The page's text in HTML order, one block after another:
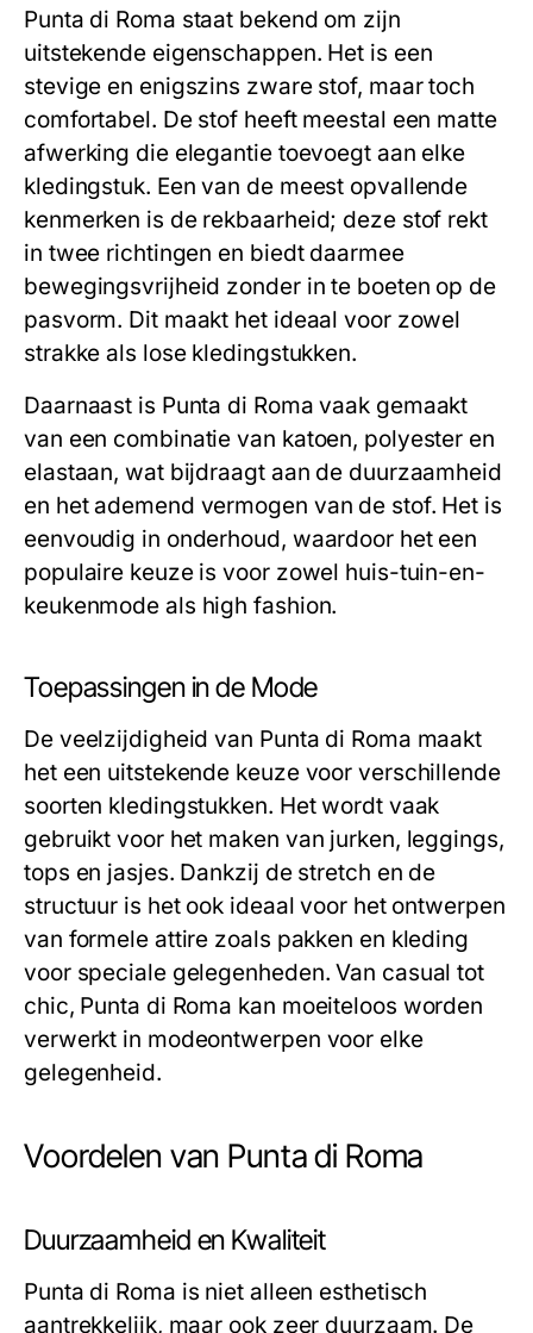
Punta di Roma staat bekend om zijn
uitstekende eigenschappen. Het is een
stevige en enigszins zware stof, maar toch
comfortabel. De stof heeft meestal een matte
afwerking die elegantie toevoegt aan elke
kledingstuk. Een van de meest opvallende
kenmerken is de rekbaarheid; deze stof rekt
in twee richtingen en biedt daarmee
bewegingsvrijheid zonder in te boeten op de
pasvorm. Dit maakt het ideaal voor zowel
strakke als lose kledingstukken.
Daarnaast is Punta di Roma vaak gemaakt
van een combinatie van katoen, polyester en
elastaan, wat bijdraagt aan de duurzaamheid
en het ademend vermogen van de stof. Het is
eenvoudig in onderhoud, waardoor het een
populaire keuze is voor zowel huis-tuin-en-
keukenmode als high fashion.
Toepassingen in de Mode
De veelzijdigheid van Punta di Roma maakt
het een uitstekende keuze voor verschillende
soorten kledingstukken. Het wordt vaak
gebruikt voor het maken van jurken, leggings,
tops en jasjes. Dankzij de stretch en de
structuur is het ook ideaal voor het ontwerpen
van formele attire zoals pakken en kleding
voor speciale gelegenheden. Van casual tot
chic, Punta di Roma kan moeiteloos worden
verwerkt in modeontwerpen voor elke
gelegenheid.
Voordelen van Punta di Roma
Duurzaamheid en Kwaliteit
Punta di Roma is niet alleen esthetisch
aantrekkelijk, maar ook zeer duurzaam. De